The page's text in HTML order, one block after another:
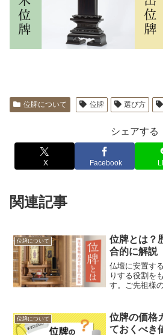
位牌について 位牌 選び方
シェアする
X Facebook
関連記事
位牌について
位牌とは？
合的に解説
仏壇に安置す
りする役割を
す。ご先祖様
すが、その必
知らない方は
関する正しい
おくことが大
位牌について
位牌の価格
ておくべき